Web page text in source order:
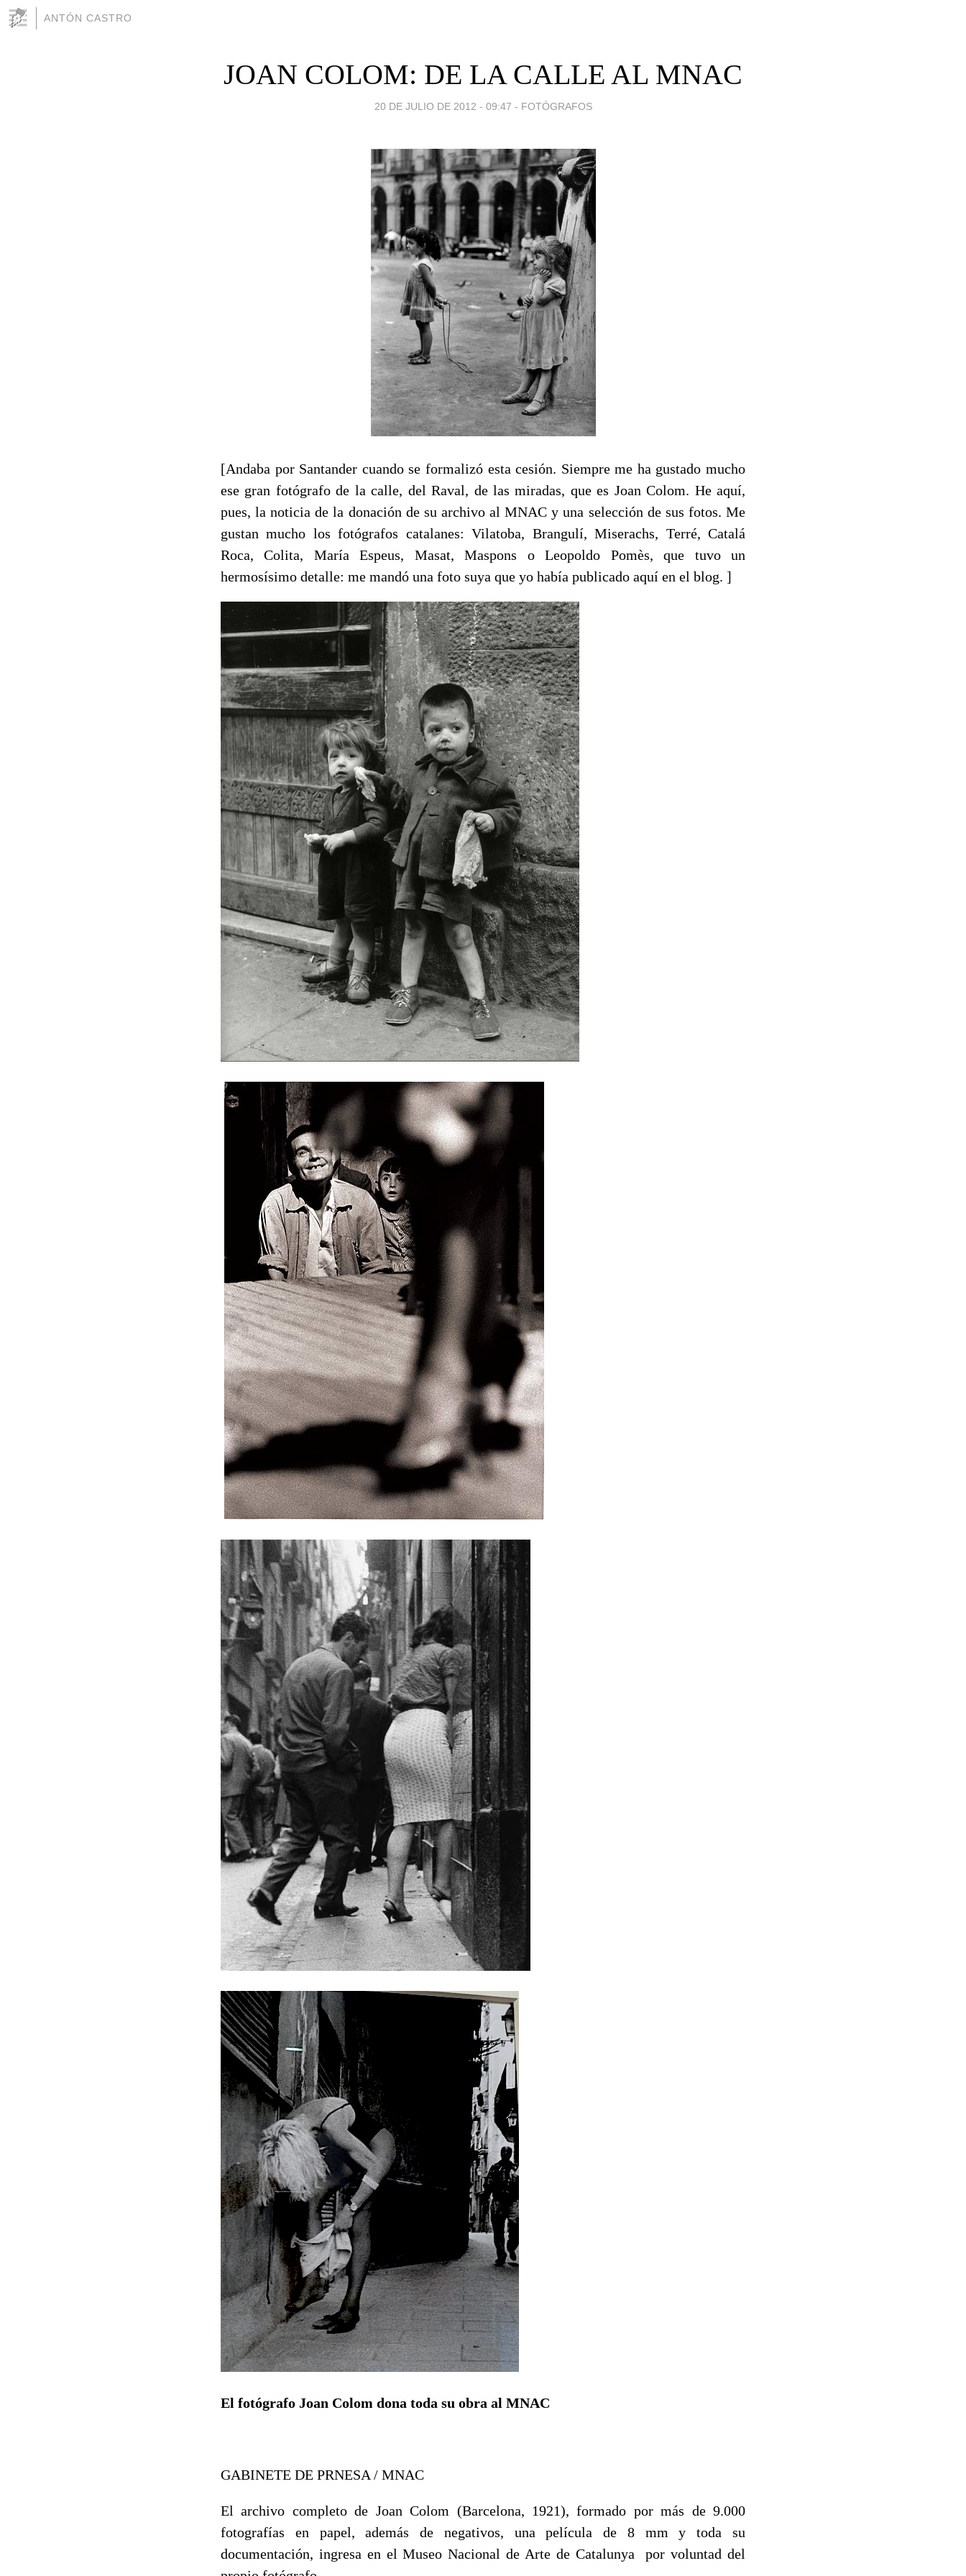
ANTÓN CASTRO
JOAN COLOM: DE LA CALLE AL MNAC
20 DE JULIO DE 2012 - 09:47 - FOTÓGRAFOS
[Andaba por Santander cuando se formalizó esta cesión. Siempre me ha gustado mucho
ese gran fotógrafo de la calle, del Raval, de las miradas, que es Joan Colom. He aquí,
pues, la noticia de la donación de su archivo al MNAC y una selección de sus fotos. Me
gustan mucho los fotógrafos catalanes: Vilatoba, Brangulí, Miserachs, Terré, Catalá
Roca, Colita, María Espeus, Masat, Maspons o Leopoldo Pomès, que tuvo un
hermosísimo detalle: me mandó una foto suya que yo había publicado aquí en el blog. ]
El fotógrafo Joan Colom dona toda su obra al MNAC
GABINETE DE PRNESA / MNAC
El archivo completo de Joan Colom (Barcelona, 1921), formado por más de 9.000
fotografías en papel, además de negativos, una película de 8 mm y toda su
documentación, ingresa en el Museo Nacional de Arte de Catalunya por voluntad del